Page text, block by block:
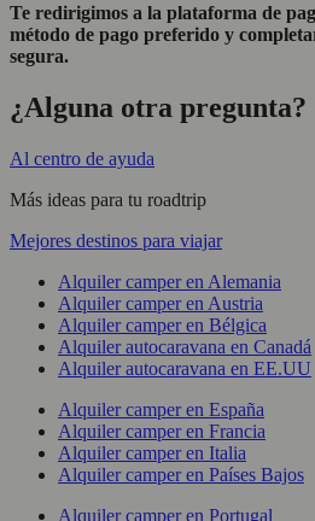
Te redirigimos a la plataforma de
método de pago preferido y
segura.
¿Alguna otra pregunta?
Al centro de ayuda
Más ideas para tu roadtrip
Mejores destinos para viajar
Alquiler camper en Alemania
Alquiler camper en Austria
Alquiler camper en Bélgica
Alquiler autocaravana en Canadá
Alquiler autocaravana en EE.UU
Alquiler camper en España
Alquiler camper en Francia
Alquiler camper en Italia
Alquiler camper en Países Bajos
Alquiler camper en Portugal